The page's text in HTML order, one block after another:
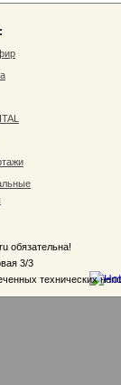
обязательна!
3/3
технических